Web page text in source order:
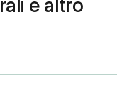
e altro